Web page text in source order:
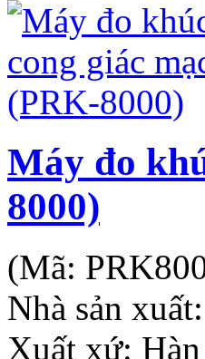
Máy đo
8000)
(Mã:
Nhà sản xuất:
Xuất xứ: